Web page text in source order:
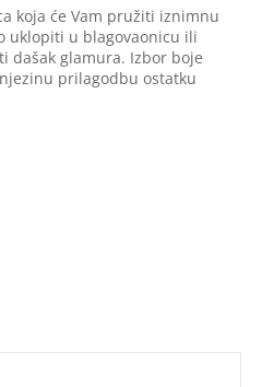
koja će Vam pružiti iznimnu
uklopiti u blagovaonicu ili
dašak glamura. Izbor boje
prilagodbu ostatku